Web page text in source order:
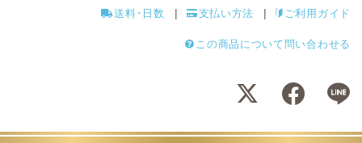
送料･日数 支払い方法 ご利用ガイド
この商品について問い合わせる